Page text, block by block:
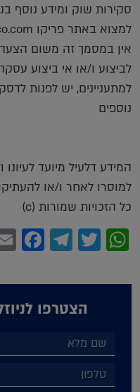
סקירות שוק ומידע נוסף
למצוא באתר פריקו http://www.prico.com
אין במסמך זה משום
לביצוע ו/או אי ביצוע
למתעניינים, יש לפנות
נוספים
המידע דלעיל מיועד
למוסרו לאחר ו/או
כל הזכויות שמורות (c)
WhatsApp
Twitter
הצטרפו